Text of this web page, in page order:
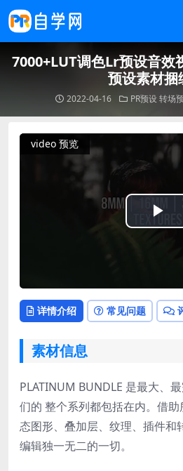
7000+LUT调色Lr预设音效
预设素材捆
2022-04-16 PR预设转场
video 预览
详情介绍 常见问题
素材信息
PLATINUM BUNDLE 是最大、
们的 整个系列都包括在内。借
态图形、叠加层、纹理、插件和
编辑独一无二的一切。